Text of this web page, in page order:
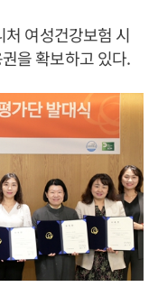
여성건강보험 시
을 확보하고 있다.